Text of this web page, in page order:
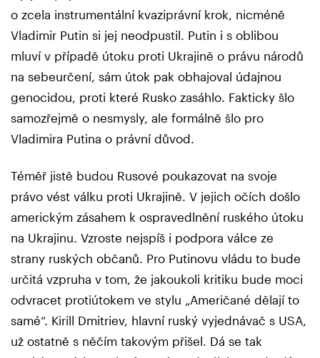
o zcela instrumentální kvaziprávní krok, nicméně
Vladimir Putin si jej neodpustil. Putin i s oblibou
mluví v případě útoku proti Ukrajině o právu národů
na sebeurčení, sám útok pak obhajoval údajnou
genocidou, proti které Rusko zasáhlo. Fakticky šlo
samozřejmě o nesmysly, ale formálně šlo pro
Vladimira Putina o právní důvod.
Téměř jistě budou Rusové poukazovat na svoje
právo vést válku proti Ukrajině. V jejich očích došlo
americkým zásahem k ospravedlnění ruského útoku
na Ukrajinu. Vzroste nejspíš i podpora válce ze
strany ruských občanů. Pro Putinovu vládu to bude
určitá vzpruha v tom, že jakoukoli kritiku bude moci
odvracet protiútokem ve stylu „Američané dělají to
samé“. Kirill Dmitriev, hlavní ruský vyjednávač s USA,
už ostatně s něčím takovým přišel. Dá se tak